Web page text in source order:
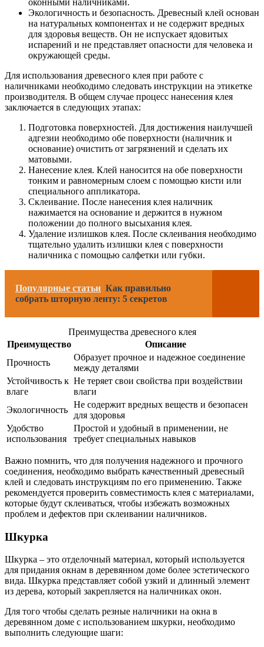
оконными наличниками.
Экологичность и безопасность. Древесный клей основан
на натуральных компонентах и не содержит вредных
для здоровья веществ. Он не испускает ядовитых
испарений и не представляет опасности для человека и
окружающей среды.
Для использования древесного клея при работе с
наличниками необходимо следовать инструкции на этикетке
производителя. В общем случае процесс нанесения клея
заключается в следующих этапах:
Подготовка поверхностей. Для достижения наилучшей
адгезии необходимо обе поверхности (наличник и
основание) очистить от загрязнений и сделать их
матовыми.
Нанесение клея. Клей наносится на обе поверхности
тонким и равномерным слоем с помощью кисти или
специального аппликатора.
Склеивание. После нанесения клея наличник
нажимается на основание и держится в нужном
положении до полного высыхания клея.
Удаление излишков клея. После склеивания необходимо
тщательно удалить излишки клея с поверхности
наличника с помощью салфетки или губки.
Популярные статьи Как правильно
собрать шторную ленту: 5 секретов
Преимущества древесного клея
Преимущество
Описание
Прочность
Образует прочное и надежное соединение
между деталями
Устойчивость к
влаге
Не теряет свои свойства при воздействии
влаги
Экологичность
Не содержит вредных веществ и безопасен
для здоровья
Удобство
использования
Простой и удобный в применении, не
требует специальных навыков
Важно помнить, что для получения надежного и прочного
соединения, необходимо выбрать качественный древесный
клей и следовать инструкциям по его применению. Также
рекомендуется проверить совместимость клея с материалами,
которые будут склеиваться, чтобы избежать возможных
проблем и дефектов при склеивании наличников.
Шкурка
Шкурка – это отделочный материал, который используется
для придания окнам в деревянном доме более эстетического
вида. Шкурка представляет собой узкий и длинный элемент
из дерева, который закрепляется на наличниках окон.
Для того чтобы сделать резные наличники на окна в
деревянном доме с использованием шкурки, необходимо
выполнить следующие шаги: